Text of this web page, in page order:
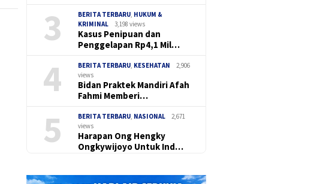
3 BERITA TERBARU HUKUM &
KRIMINAL
3,198 views
Kasus Penipuan dan
Penggelapan Rp4,1 Mil…
4 BERITA TERBARU KESEHATAN
2,906
views
Bidan Praktek Mandiri Afah
Fahmi Memberi…
5 BERITA TERBARU NASIONAL
2,671
views
Harapan Ong Hengky
Ongkywijoyo Untuk Ind…